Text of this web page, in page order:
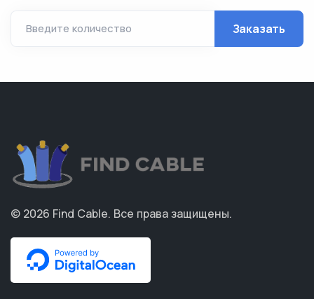
Введите количество Заказать
© 2026 Find Cable. Все права защищены.